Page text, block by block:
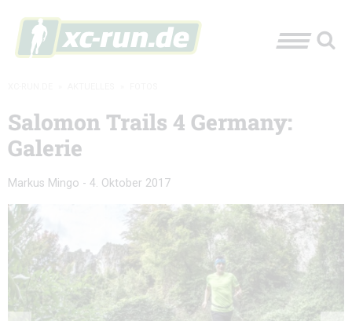
Salomon Trails 4 Germany:
Galerie
Markus Mingo - 4. Oktober 2017